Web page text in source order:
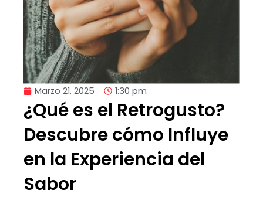
Marzo 21, 2025 1:30 pm
¿Qué es el Retrogusto?
Descubre cómo Influye
en la Experiencia del
Sabor